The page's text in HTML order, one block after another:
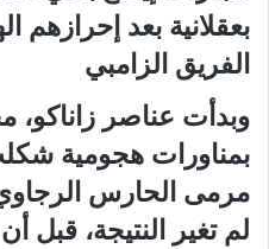
بعقلانية بعد
الفريق الزامبي
وبدأت عناصر زاناكو،
بمناورات هجومية
مرمى الحارس الرجاوي
لم تغير النتيجة، قبل